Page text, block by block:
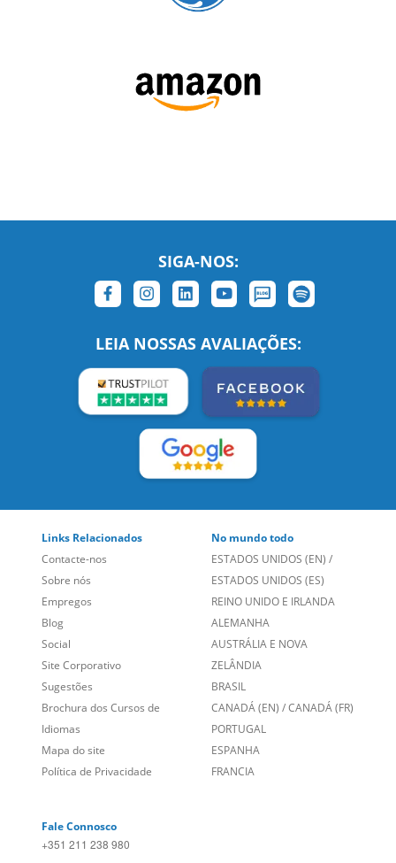
SIGA-NOS:
LEIA NOSSAS AVALIAÇÕES:
Links Relacionados
Contacte-nos
Sobre nós
Empregos
Blog
Social
Site Corporativo
Sugestões
Brochura dos Cursos de
Idiomas
Mapa do site
Política de Privacidade
No mundo todo
ESTADOS UNIDOS (EN) /
ESTADOS UNIDOS (ES)
REINO UNIDO E IRLANDA
ALEMANHA
AUSTRÁLIA E NOVA
ZELÂNDIA
BRASIL
CANADÁ (EN) /CANADÁ (FR)
PORTUGAL
ESPANHA
FRANCIA
Fale Connosco
+351 211 238 980